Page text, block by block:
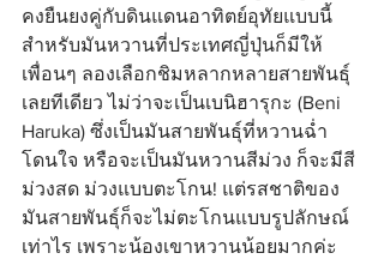
คงยืนยงคู่กับดินแดนอาทิตย์อุทัยแบบนี้
สำหรับมันหวานที่ประเทศญี่ปุ่นก็มีให้
เพื่อนๆ ลองเลือกชิมหลากหลายสายพันธุ์
เลยทีเดียว ไม่ว่าจะเป็นเบนิฮารุกะ (Beni
Haruka) ซึ่งเป็นมันสายพันธุ์ที่หวานฉ่ำ
โดนใจ หรือจะเป็นมันหวานสีม่วง ก็จะมีสี
ม่วงสด ม่วงแบบตะโกน! แต่รสชาติของ
มันสายพันธุ์ก็จะไม่ตะโกนแบบรูปลักษณ์
เท่าไร เพราะน้องเขาหวานน้อยมากค่ะ